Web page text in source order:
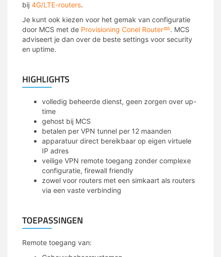
bij 4G/LTE-routers.
Je kunt ook kiezen voor het gemak van configuratie
door MCS met de Provisioning Conel Router
. MCS
adviseert je dan over de beste settings voor security
en uptime.
HIGHLIGHTS
volledig beheerde dienst, geen zorgen over up-
time
gehost bij MCS
betalen per VPN tunnel per 12 maanden
apparatuur direct bereikbaar op eigen virtuele
IP adres
veilige VPN remote toegang zonder complexe
configuratie, firewall friendly
zowel voor routers met een simkaart als routers
via een vaste verbinding
TOEPASSINGEN
Remote toegang van: